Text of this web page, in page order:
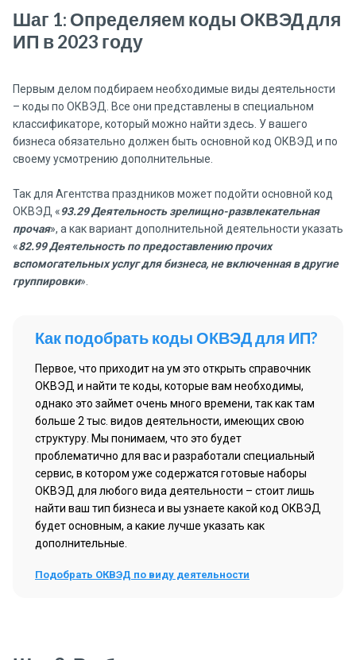
Шаг 1: Определяем коды ОКВЭД для
ИП в 2023 году
Первым делом подбираем необходимые виды деятельности
– коды по ОКВЭД. Все они представлены в специальном
классификаторе, который можно найти здесь. У вашего
бизнеса обязательно должен быть основной код ОКВЭД и по
своему усмотрению дополнительные.
Так для Агентства праздников может подойти основной код
ОКВЭД «93.29 Деятельность зрелищно-развлекательная
прочая», а как вариант дополнительной деятельности указать
«82.99 Деятельность по предоставлению прочих
вспомогательных услуг для бизнеса, не включенная в другие
группировки».
Как подобрать коды ОКВЭД для ИП?
Первое, что приходит на ум это открыть справочник
ОКВЭД и найти те коды, которые вам необходимы,
однако это займет очень много времени, так как там
больше 2 тыс. видов деятельности, имеющих свою
структуру. Мы понимаем, что это будет
проблематично для вас и разработали специальный
сервис, в котором уже содержатся готовые наборы
ОКВЭД для любого вида деятельности – стоит лишь
найти ваш тип бизнеса и вы узнаете какой код ОКВЭД
будет основным, а какие лучше указать как
дополнительные.
Подобрать ОКВЭД по виду деятельности